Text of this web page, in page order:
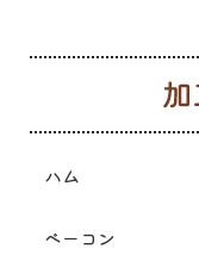
ハム
ベーコン